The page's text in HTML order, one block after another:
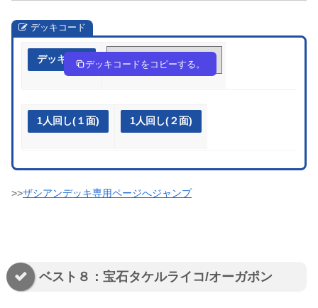
デッキコード
デッキ作成 d5FFFF-GjcyeR-kvkVFk
デッキコードをコピーする。
1人回し(１面) 1人回し(２面)
>>ザシアンデッキ専用ページへジャンプ
ベスト８：宝石タケルライコ/オーガポン